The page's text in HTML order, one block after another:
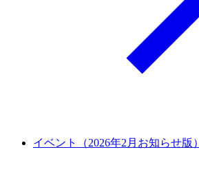
イベント（2026年2月お知らせ版）